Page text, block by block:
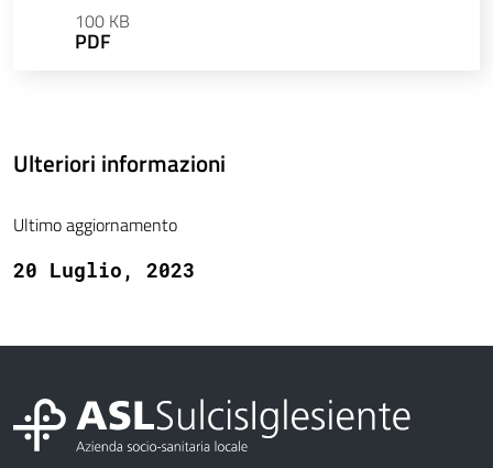
100 KB
PDF
Ulteriori informazioni
Ultimo aggiornamento
20 Luglio, 2023